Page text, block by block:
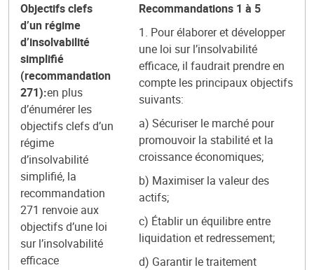
Objectifs clefs
d’un régime
d’insolvabilité
simplifié
(recommandation
271):en plus
d’énumérer les
objectifs clefs d’un
régime
d’insolvabilité
simplifié, la
recommandation
271 renvoie aux
objectifs d’une loi
sur l’insolvabilité
efficace
Recommandations 1 à 5
1. Pour élaborer et développer
une loi sur l’insolvabilité
efficace, il faudrait prendre en
compte les principaux objectifs
suivants:
a) Sécuriser le marché pour
promouvoir la stabilité et la
croissance économiques;
b) Maximiser la valeur des
actifs;
c) Établir un équilibre entre
liquidation et redressement;
d) Garantir le traitement